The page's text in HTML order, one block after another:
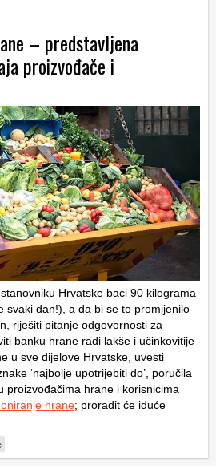
– predstavljena
proizvođače i
Hrvatske baci 90 kilograma
svaki dan!), a da bi se to promijenilo
riješiti pitanje odgovornosti za
banku hrane radi lakše i učinkovitije
u sve dijelove Hrvatske, uvesti
‘najbolje upotrijebiti do’, poručila
proizvođačima hrane i korisnicima
hrane; proradit će iduće